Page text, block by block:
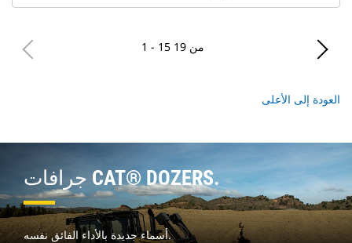
1 - 15 من 19
العودة إلى الأعلى
جرافات CAT® DOZERS.
أسماء جديدة بالأداء الفائق نفسه.